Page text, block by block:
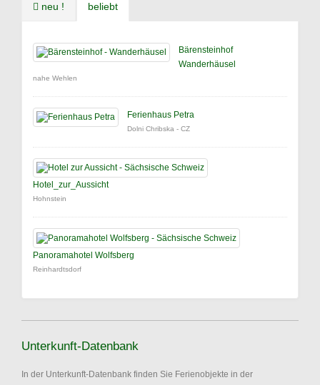
neu ! beliebt
Bärensteinhof
Wanderhäusel
nahe Wehlen
Ferienhaus Petra
Dolni Chribska - CZ
Hotel_zur_Aussicht
Hohnstein
Panoramahotel Wolfsberg
Reinhardtsdorf
Unterkunft-Datenbank
In der Unterkunft-Datenbank finden Sie Ferienobjekte in der